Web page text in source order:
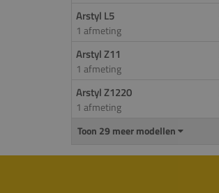
Arstyl L5
1 afmeting
Arstyl Z11
1 afmeting
Arstyl Z1220
1 afmeting
Toon 29 meer modellen